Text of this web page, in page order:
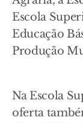
Escola
Educação
Produção
Na Escola
oferta